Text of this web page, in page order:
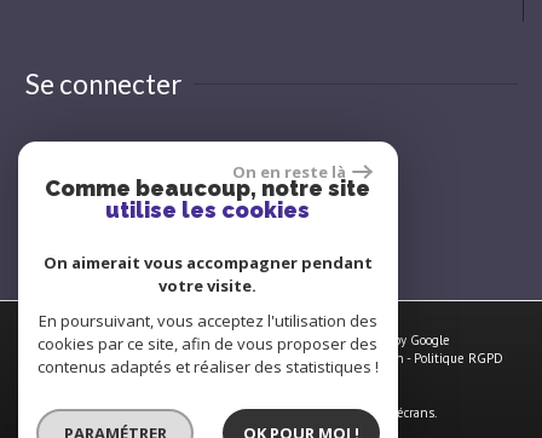
Se connecter
Espace propriétaire
© 2026 | Tous droits réservés | Traduction powered by Google
Plan du site
Mentions légales - Nos honoraires Admin - Politique RGPD
un seul site adaptable à tous les types d'écrans.
On en reste là
Comme beaucoup, notre site
utilise les cookies
On aimerait vous accompagner pendant
votre visite.
En poursuivant, vous acceptez l'utilisation des
cookies par ce site, afin de vous proposer des
contenus adaptés et réaliser des statistiques !
PARAMÉTRER OK POUR MOI !